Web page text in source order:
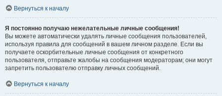
Вернуться к началу
Я постоянно получаю нежелательные личные сообщения!
Вы можете автоматически удалять личные сообщения пользователей,
используя правила для сообщений в вашем личном разделе. Если вы
получаете оскорбительные личные сообщения от конкретного
пользователя, отправьте жалобы на сообщения модераторам; они могут
запретить пользователю отправку личных сообщений.
Вернуться к началу